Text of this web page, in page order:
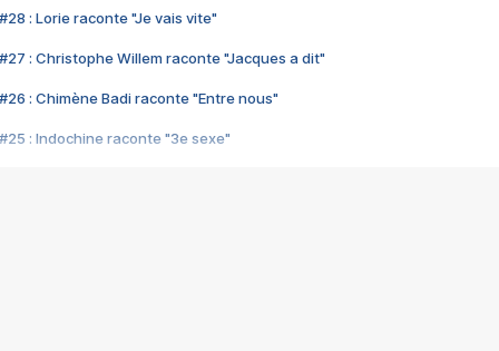
#28 : Lorie raconte "Je vais vite"
#27 : Christophe Willem raconte "Jacques a dit"
#26 : Chimène Badi raconte "Entre nous"
#25 : Indochine raconte "3e sexe"